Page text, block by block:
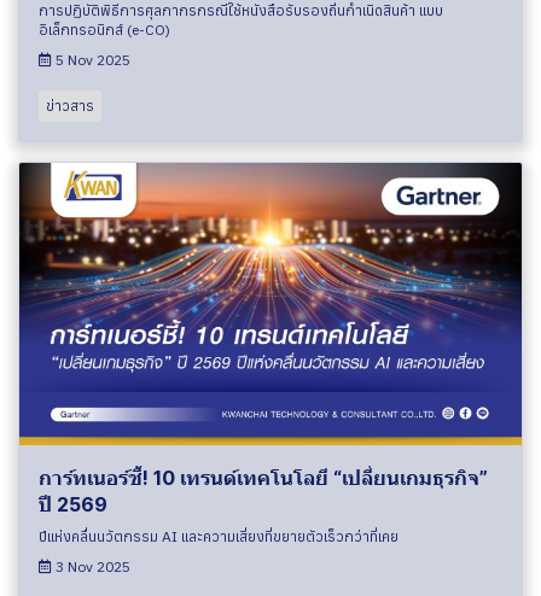
การปฏิบัติพิธีการศุลกากรกรณีใช้หนังสือรับรองถิ่นกําเนิดสินค้า แบบ
อิเล็กทรอนิกส์ (e-CO)
5 Nov 2025
ข่าวสาร
การ์ทเนอร์ชี้! 10 เทรนด์เทคโนโลยี “เปลี่ยนเกมธุรกิจ”
ปี 2569
ปีแห่งคลื่นนวัตกรรม AI และความเสี่ยงที่ขยายตัวเร็วกว่าที่เคย
3 Nov 2025